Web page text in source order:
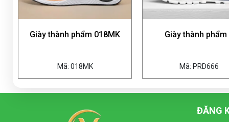
Giày thành phẩm 018MK
Mã: 018MK
Giày thành phẩm 2
Mã: PRD666
ĐĂNG